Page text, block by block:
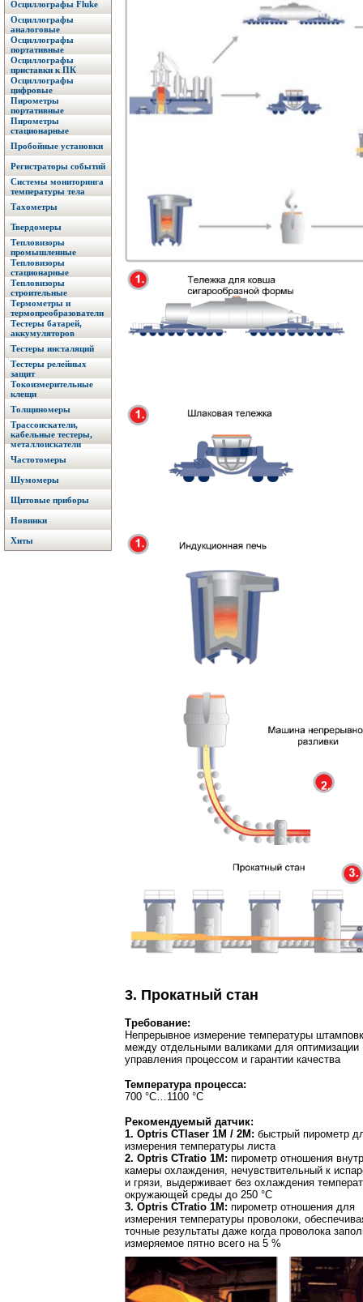
Осциллографы Fluke
Осциллографы
аналоговые
Осциллографы
портативные
Осциллографы
приставки к ПК
Осциллографы
цифровые
Пирометры
портативные
Пирометры
стационарные
Пробойные установки
Регистраторы событий
Системы мониторинга
температуры тела
Тахометры
Твердомеры
Тепловизоры
промышленные
Тепловизоры
стационарные
Тепловизоры
строительные
Термометры и
термопреобразователи
Тестеры батарей,
аккумуляторов
Тестеры инсталяций
Тестеры релейных
защит
Токоизмерительные
клещи
Толщиномеры
Трассоискатели,
кабельные тестеры,
металлоискатели
Частотомеры
Шумомеры
Щитовые приборы
Новинки
Хиты
3. Прокатный стан
Требование:
Непрерывное измерение температуры
между отдельными валиками для оптимизации
управления процессом и гарантии качества
Температура процесса:
700 °C…1100 °C
Рекомендуемый датчик:
1. Optris CTlaser 1M / 2M: быстрый пирометр
измерения температуры листа
2. Optris CTratio 1M: пирометр отношения
камеры охлаждения, нечувствительный к
и грязи, выдерживает без охлаждения
окружающей среды до 250 °C
3. Optris CTratio 1M: пирометр отношения для
измерения температуры проволоки,
точные результаты даже когда проволока
измеряемое пятно всего на 5 %